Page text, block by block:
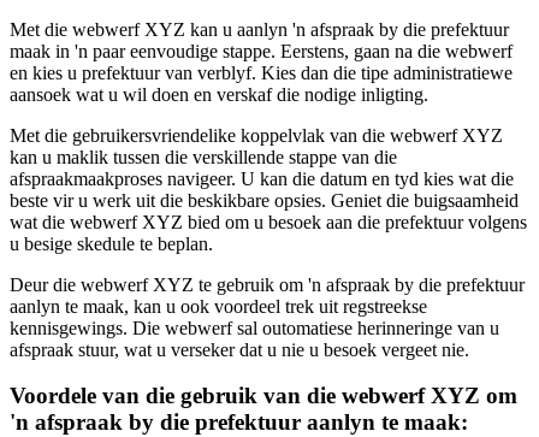
Met die webwerf XYZ kan u aanlyn 'n afspraak by die prefektuur
maak in 'n paar eenvoudige stappe. Eerstens, gaan na die webwerf
en kies u prefektuur van verblyf. Kies dan die tipe administratiewe
aansoek wat u wil doen en verskaf die nodige inligting.
Met die gebruikersvriendelike koppelvlak van die webwerf XYZ
kan u maklik tussen die verskillende stappe van die
afspraakmaakproses navigeer. U kan die datum en tyd kies wat die
beste vir u werk uit die beskikbare opsies. Geniet die buigsaamheid
wat die webwerf XYZ bied om u besoek aan die prefektuur volgens
u besige skedule te beplan.
Deur die webwerf XYZ te gebruik om 'n afspraak by die prefektuur
aanlyn te maak, kan u ook voordeel trek uit regstreekse
kennisgewings. Die webwerf sal outomatiese herinneringe van u
afspraak stuur, wat u verseker dat u nie u besoek vergeet nie.
Voordele van die gebruik van die webwerf XYZ om
'n afspraak by die prefektuur aanlyn te maak: